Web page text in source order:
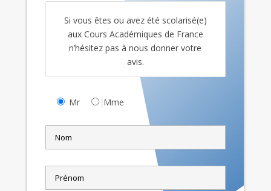
Si vous êtes ou avez été scolarisé(e)
aux Cours Académiques de France
n’hésitez pas à nous donner votre
avis.
Mr Mme